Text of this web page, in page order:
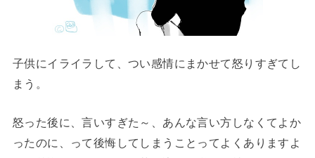
子供にイライラして、つい感情にまかせて怒りすぎてし
まう。
怒った後に、言いすぎた～、あんな言い方しなくてよか
ったのに、って後悔してしまうことってよくありますよ